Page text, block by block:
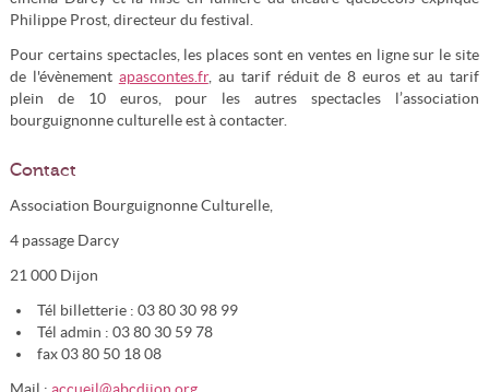
Philippe Prost, directeur du festival.
Pour certains spectacles, les places sont en ventes en ligne sur le site
de l'évènement apascontes.fr, au tarif réduit de 8 euros et au tarif
plein de 10 euros, pour les autres spectacles l’association
bourguignonne culturelle est à contacter.
Contact
Association Bourguignonne Culturelle,
4 passage Darcy
21 000 Dijon
Tél billetterie : 03 80 30 98 99
Tél admin : 03 80 30 59 78
fax 03 80 50 18 08